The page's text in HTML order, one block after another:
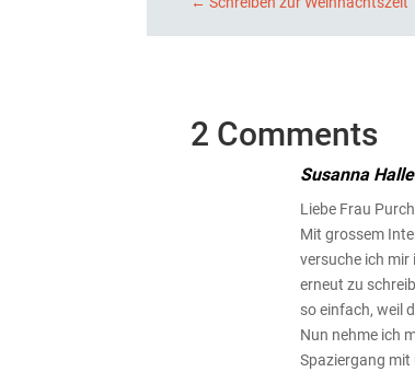
2 Comments
Susanna
Liebe Frau
Mit grossem
versuche ich mir
erneut zu
so einfach, weil
Nun nehme ich
Spaziergang mit